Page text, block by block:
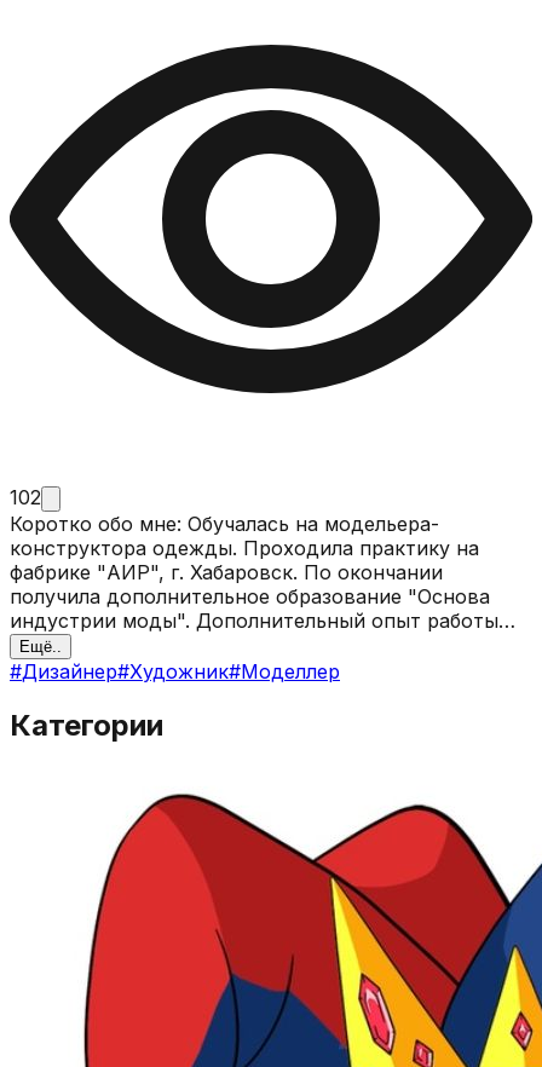
102
Коротко обо мне: Обучалась на модельера-
конструктора одежды. Проходила практику на
фабрике "АИР", г. Хабаровск. По окончании
получила дополнительное образование "Основа
индустрии моды". Дополнительный опыт работы
получила на другой фабрике, заняв должность
Помощник закройщика экспериментального цеха.
Хабаровск. На данный момент перешла на фриланс,
всегда любила именно рисовать. Сейчас момент
Ещё..
#Дизайнер#Художник#Моделлер
Категории